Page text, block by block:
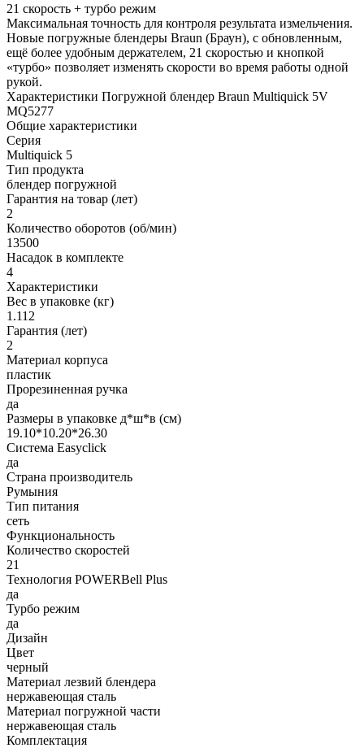
21 скорость + турбо режим
Максимальная точность для контроля результата измельчения.
Новые погружные блендеры Braun (Браун), с обновленным,
ещё более удобным держателем, 21 скоростью и кнопкой
«турбо» позволяет изменять скорости во время работы одной
рукой.
Характеристики Погружной блендер Braun Multiquick 5V
MQ5277
Общие характеристики
Серия
Multiquick 5
Тип продукта
блендер погружной
Гарантия на товар (лет)
2
Количество оборотов (об/мин)
13500
Насадок в комплекте
4
Характеристики
Вес в упаковке (кг)
1.112
Гарантия (лет)
2
Материал корпуса
пластик
Прорезиненная ручка
да
Размеры в упаковке д*ш*в (см)
19.10*10.20*26.30
Система Easyclick
да
Страна производитель
Румыния
Тип питания
сеть
Функциональность
Количество скоростей
21
Технология POWERBell Plus
да
Турбо режим
да
Дизайн
Цвет
черный
Материал лезвий блендера
нержавеющая сталь
Материал погружной части
нержавеющая сталь
Комплектация